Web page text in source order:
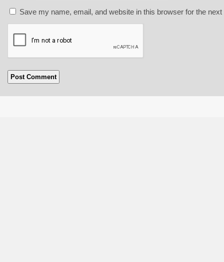
Save my name, email, and website in this browser for the